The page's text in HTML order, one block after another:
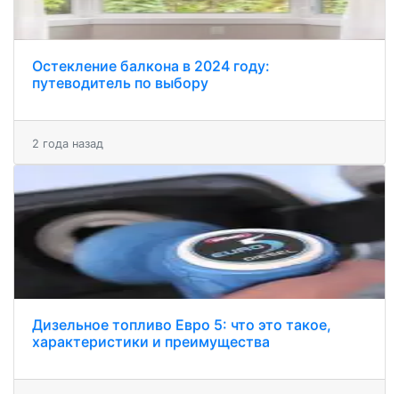
Остекление балкона в 2024 году:
путеводитель по выбору
2 года назад
Дизельное топливо Евро 5: что это такое,
характеристики и преимущества